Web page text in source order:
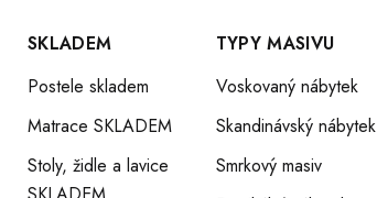
SKLADEM
Postele skladem
Matrace SKLADEM
Stoly, židle a lavice
TYPY MASIVU
Voskovaný nábytek
Skandinávský nábytek
Smrkový masiv